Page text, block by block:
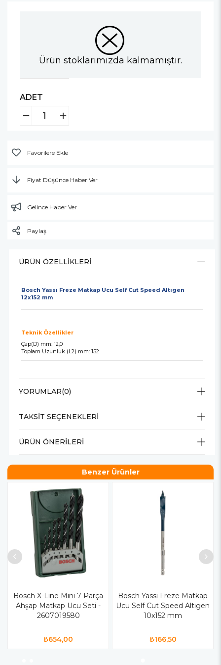
Ürün stoklarımızda kalmamıştır.
ADET
Favorilere Ekle
Fiyat Düşünce Haber Ver
Gelince Haber Ver
Paylaş
ÜRÜN ÖZELLIKLERI
Bosch Yassı Freze Matkap Ucu Self Cut Speed Altıgen
12x152 mm
Teknik Özellikler
Çap(D) mm: 12,0
Toplam Uzunluk (L2) mm: 152
YORUMLAR(0)
TAKSIT SEÇENEKLERI
ÜRÜN ÖNERILERI
Benzer Ürünler
Bosch X-Line Mini 7 Parça
Ahşap Matkap Ucu Seti -
2607019580
₺654,00
Bosch Yassı Freze Matkap
Ucu Self Cut Speed Altıgen
10x152 mm
₺166,50